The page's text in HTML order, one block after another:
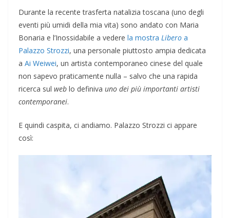
Durante la recente trasferta natalizia toscana (uno degli
eventi più umidi della mia vita) sono andato con Maria
Bonaria e l’Inossidabile a vedere la mostra Libero a
Palazzo Strozzi, una personale piuttosto ampia dedicata
a Ai Weiwei, un artista contemporaneo cinese del quale
non sapevo praticamente nulla – salvo che una rapida
ricerca sul web lo definiva uno dei più importanti artisti
contemporanei.
E quindi caspita, ci andiamo. Palazzo Strozzi ci appare
così: